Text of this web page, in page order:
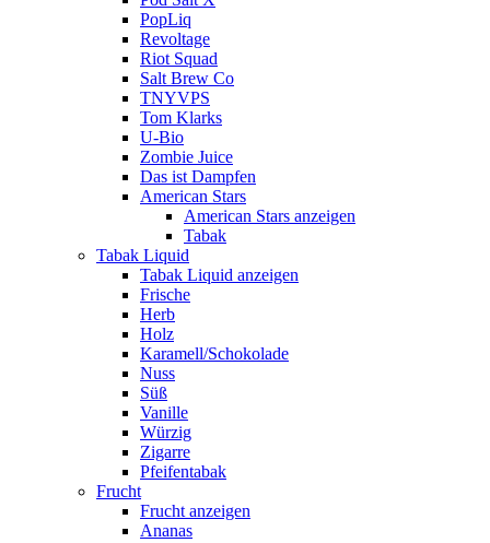
PopLiq
Revoltage
Riot Squad
Salt Brew Co
TNYVPS
Tom Klarks
U-Bio
Zombie Juice
Das ist Dampfen
American Stars
American Stars anzeigen
Tabak
Tabak Liquid
Tabak Liquid anzeigen
Frische
Herb
Holz
Karamell/Schokolade
Nuss
Süß
Vanille
Würzig
Zigarre
Pfeifentabak
Frucht
Frucht anzeigen
Ananas